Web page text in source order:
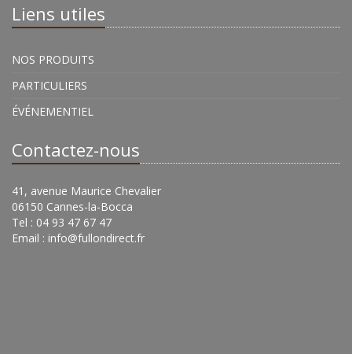
Liens utiles
NOS PRODUITS
PARTICULIERS
ÉVÉNEMENTIEL
Contactez-nous
41, avenue Maurice Chevalier
06150 Cannes-la-Bocca
Tel : 04 93 47 67 47
Email : info@fullondirect.fr